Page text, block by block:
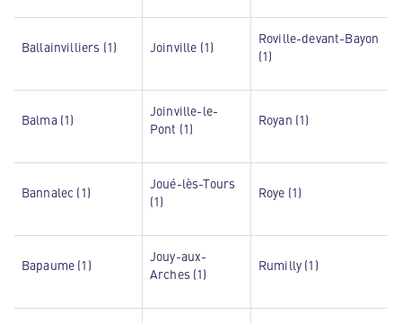
Ballainvilliers (1) Joinville (1)
Roville-devant-Bayon
(1)
Balma (1)
Joinville-le-
Pont (1)
Royan (1)
Bannalec (1)
Joué-lès-Tours
(1)
Roye (1)
Bapaume (1)
Jouy-aux-
Arches (1)
Rumilly (1)